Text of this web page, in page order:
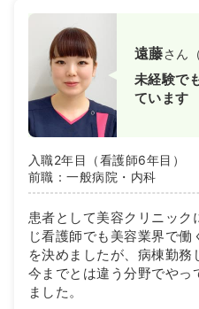
遠藤さん
未経験で
ています
入職2年目（看護師6年目）
前職：一般病院・内科
患者として美容クリニック
じ看護師でも美容業界で
を決めましたが、病棟勤務
今までとは違う分野でやっ
ました。